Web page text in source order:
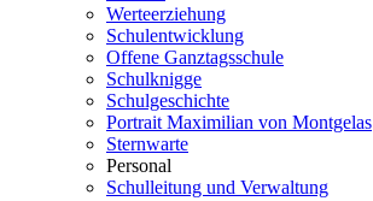
Werteerziehung
Schulentwicklung
Offene Ganztagsschule
Schulknigge
Schulgeschichte
Portrait Maximilian von Montgelas
Sternwarte
Personal
Schulleitung und Verwaltung